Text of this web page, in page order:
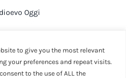
to give you the most relevant
your preferences and repeat visits.
to the use of ALL the
Oggi